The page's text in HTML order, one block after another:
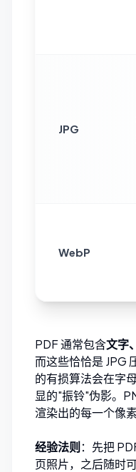
JPG
WebP
PDF 通常包含文字
而这些恰恰是 JPG
的有损算法会在字
显的"振铃"伪影。
渲染出的每一个像素
经验法则 ：先把
页照片，之后随时